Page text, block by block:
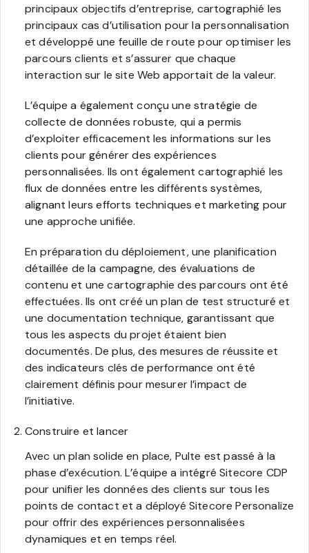
principaux objectifs d’entreprise, cartographié les
principaux cas d’utilisation pour la personnalisation
et développé une feuille de route pour optimiser les
parcours clients et s’assurer que chaque
interaction sur le site Web apportait de la valeur.
L’équipe a également conçu une stratégie de
collecte de données robuste, qui a permis
d’exploiter efficacement les informations sur les
clients pour générer des expériences
personnalisées. Ils ont également cartographié les
flux de données entre les différents systèmes,
alignant leurs efforts techniques et marketing pour
une approche unifiée.
En préparation du déploiement, une planification
détaillée de la campagne, des évaluations de
contenu et une cartographie des parcours ont été
effectuées. Ils ont créé un plan de test structuré et
une documentation technique, garantissant que
tous les aspects du projet étaient bien
documentés. De plus, des mesures de réussite et
des indicateurs clés de performance ont été
clairement définis pour mesurer l’impact de
l’initiative.
Construire et lancer
Avec un plan solide en place, Pulte est passé à la
phase d’exécution. L’équipe a intégré Sitecore CDP
pour unifier les données des clients sur tous les
points de contact et a déployé Sitecore Personalize
pour offrir des expériences personnalisées
dynamiques et en temps réel.